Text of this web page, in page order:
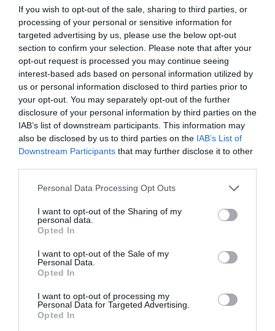
If you wish to opt-out of the sale, sharing to third parties, or
processing of your personal or sensitive information for
targeted advertising by us, please use the below opt-out
section to confirm your selection. Please note that after your
opt-out request is processed you may continue seeing
interest-based ads based on personal information utilized by
us or personal information disclosed to third parties prior to
your opt-out. You may separately opt-out of the further
disclosure of your personal information by third parties on the
IAB’s list of downstream participants. This information may
also be disclosed by us to third parties on the IAB’s List of
Downstream Participants that may further disclose it to other
Personal Data Processing Opt Outs
I want to opt-out of the Sharing of my
personal data.
Opted In
I want to opt-out of the Sale of my
Personal Data.
Opted In
I want to opt-out of processing my
Personal Data for Targeted Advertising.
Opted In
Cristina Martín 06/08/26 12:41
INTERNACIONAL
Colombia. De la Espriella toma posesión
como presidente, entre amenazas terroristas
del ELN y el sabotaje de la Izquierda
José Ángel Gutiérrez 06/08/26 12:35
OPINIÓN
Vox pide devolver a los hijos con sus padres...
y es fascista...el PNV opina lo mismo... y es
progresista
Redacción 06/08/26 17:03
Siemens baja en bolsa, pese a que vuelve a
Cristina Martín
“Sánchez es un sinvergüenza que ha
abandonado a su país, porque Ceuta es
connivencia con Marruecos”: acusa una ceutí
Hispanidad 06/08/26 11:30